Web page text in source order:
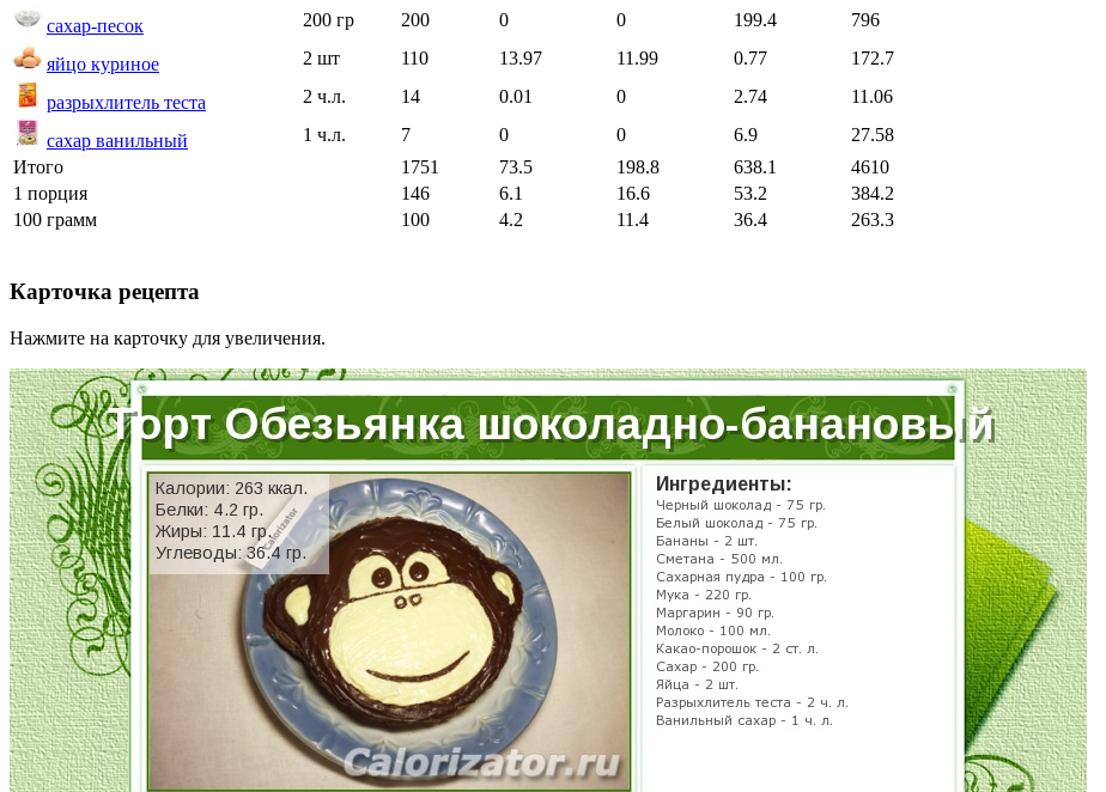
сахар-песок 200 гр 200 0 0 199.4 796
яйцо куриное 2 шт 110 13.97 11.99 0.77 172.7
разрыхлитель теста 2 ч.л. 14 0.01 0 2.74 11.06
сахар ванильный 1 ч.л. 7 0 0 6.9
27.58
Итого
1751 73.5 198.8 638.1
4610
1 порция
146 6.1 16.6 53.2
384.2
100 грамм
100 4.2 11.4 36.4 263.3
Карточка рецепта
Нажмите на карточку для увеличения.